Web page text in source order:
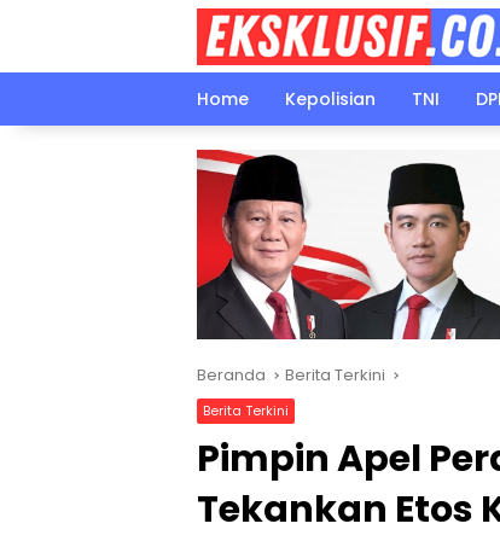
Home
Kepolisian TNI
Beranda Berita Terkini
Berita Terkini
Pimpin Apel
Tekankan Etos